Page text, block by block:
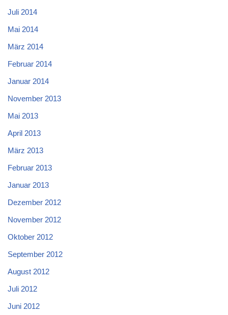
Juli 2014
Mai 2014
März 2014
Februar 2014
Januar 2014
November 2013
Mai 2013
April 2013
März 2013
Februar 2013
Januar 2013
Dezember 2012
November 2012
Oktober 2012
September 2012
August 2012
Juli 2012
Juni 2012